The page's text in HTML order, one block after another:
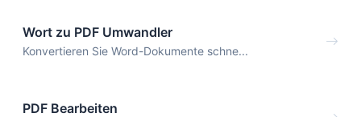
Wort zu PDF Umwandler
Konvertieren Sie Word-Dokumente schne...
PDF Bearbeiten